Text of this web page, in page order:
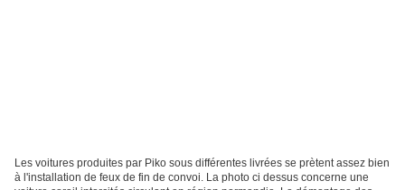
Les voitures produites par Piko sous différentes livrées se prètent assez bien
à l'installation de feux de fin de convoi. La photo ci dessus concerne une